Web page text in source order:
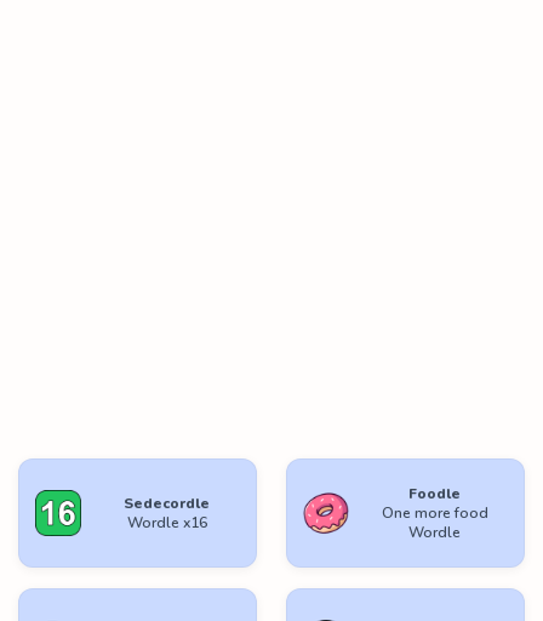
Sedecordle
Wordle x16
Foodle
One more food
Wordle